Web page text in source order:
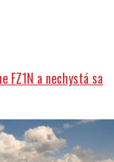
FZ1N a nechystá sa